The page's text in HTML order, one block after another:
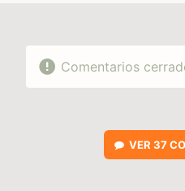
Comentarios
VER 37